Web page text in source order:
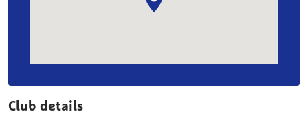
Club details